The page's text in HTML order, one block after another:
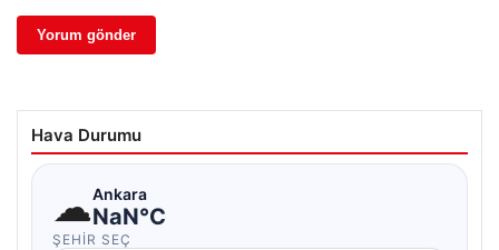
Hava Durumu
☁Ankara
NaN°C
ŞEHIR SEÇ